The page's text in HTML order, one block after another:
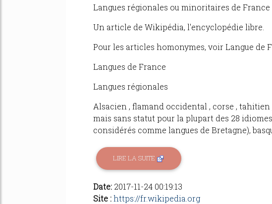
Langues régionales ou minoritaires de France
Un article de Wikipédia, l'encyclopédie libre.
Pour les articles homonymes, voir Langue de
Langues de France
Langues régionales
Alsacien , flamand occidental , corse , tahitien
mais sans statut pour la plupart des 28
considérés comme langues de Bretagne),
LIRE LA SUITE
Date: 2017-11-24 00:19:13
Site :https://fr.wikipedia.org